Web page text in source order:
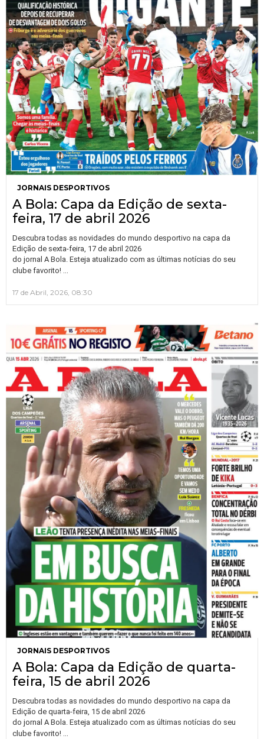
JORNAIS DESPORTIVOS
A Bola: Capa da Edição de sexta-
feira, 17 de abril 2026
Descubra todas as novidades do mundo desportivo na capa da
Edição de sexta-feira, 17 de abril 2026
do jornal A Bola. Esteja atualizado com as últimas notícias do seu
clube favorito!
17 de Abril, 2026, 08:30
JORNAIS DESPORTIVOS
A Bola: Capa da Edição de quarta-
feira, 15 de abril 2026
Descubra todas as novidades do mundo desportivo na capa da
Edição de quarta-feira, 15 de abril 2026
do jornal A Bola. Esteja atualizado com as últimas notícias do seu
clube favorito! …